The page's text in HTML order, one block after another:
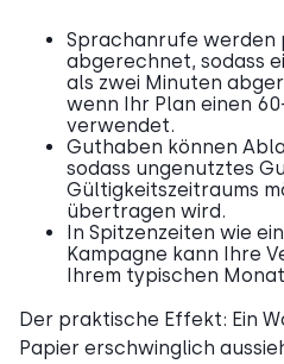
Sprachanrufe werden
abgerechnet, sodass
als zwei Minuten
wenn Ihr Plan einen
verwendet.
Guthaben können
sodass ungenutztes
Gültigkeitszeitraums
übertragen wird.
In Spitzenzeiten wie
Kampagne kann Ihre
Ihrem typischen
Der praktische Effekt: Ein
Papier erschwinglich